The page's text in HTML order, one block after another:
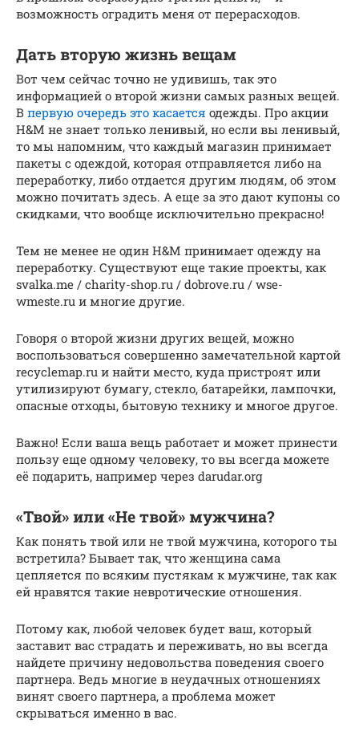
возможность оградить меня от перерасходов.
Дать вторую жизнь вещам
Вот чем сейчас точно не удивишь, так это
информацией о второй жизни самых разных вещей.
В первую очередь это касается одежды. Про акции
H&M не знает только ленивый, но если вы ленивый,
то мы напомним, что каждый магазин принимает
пакеты с одеждой, которая отправляется либо на
переработку, либо отдается другим людям, об этом
можно почитать здесь. А еще за это дают купоны со
скидками, что вообще исключительно прекрасно!
Тем не менее не один H&M принимает одежду на
переработку. Существуют еще такие проекты, как
svalka.me / charity-shop.ru / dobrove.ru / wse-
wmeste.ru и многие другие.
Говоря о второй жизни других вещей, можно
воспользоваться совершенно замечательной картой
recyclemap.ru и найти место, куда пристроят или
утилизируют бумагу, стекло, батарейки, лампочки,
опасные отходы, бытовую технику и многое другое.
Важно! Если ваша вещь работает и может принести
пользу еще одному человеку, то вы всегда можете
её подарить, например через darudar.org
«Твой» или «Не твой» мужчина?
Как понять твой или не твой мужчина, которого ты
встретила? Бывает так, что женщина сама
цепляется по всяким пустякам к мужчине, так как
ей нравятся такие невротические отношения.
Потому как, любой человек будет ваш, который
заставит вас страдать и переживать, но вы всегда
найдете причину недовольства поведения своего
партнера. Ведь многие в неудачных отношениях
винят своего партнера, а проблема может
скрываться именно в вас.